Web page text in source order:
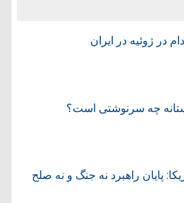
چه سرنوشتی است؟
پایان راهبرد نه جنگ و نه صلح